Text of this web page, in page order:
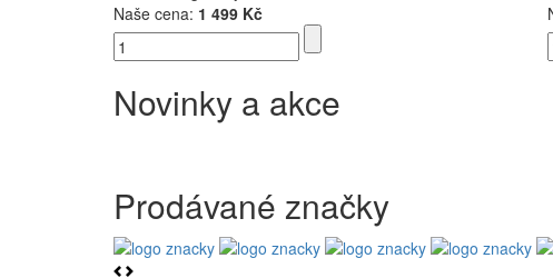
Naše cena: 1 499 Kč
Novinky a akce
Prodávané značky